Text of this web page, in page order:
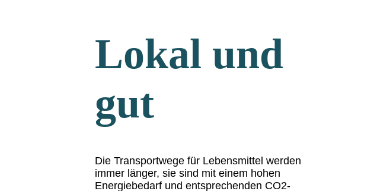
Lokal und
gut
Die Transportwege für Lebensmittel werden
immer länger, sie sind mit einem hohen
Energiebedarf und entsprechenden CO2-